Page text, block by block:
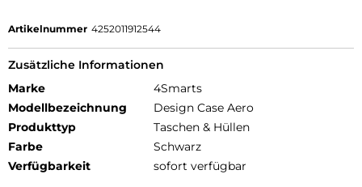
Artikelnummer 4252011912544
Zusätzliche Informationen
Marke
4Smarts
Modellbezeichnung
Design Case Aero
Produkttyp
Taschen & Hüllen
Farbe
Schwarz
Verfügbarkeit
sofort verfügbar